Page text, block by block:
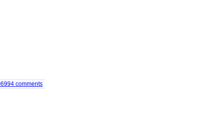
comments